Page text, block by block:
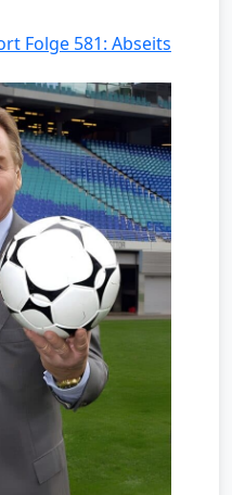
Folge 581: Abseits